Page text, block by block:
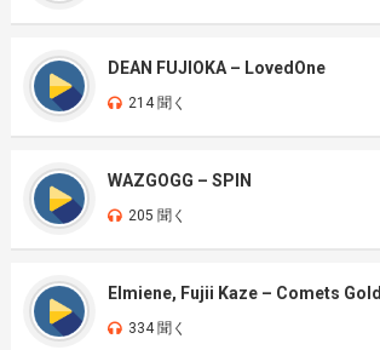
DEAN FUJIOKA – LovedOne
214 聞く
WAZGOGG – SPIN
205 聞く
Elmiene, Fujii Kaze – Comets Gold
334 聞く